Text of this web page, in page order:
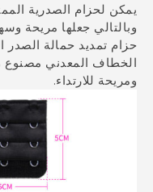
لحزام الصدرية الممتد
جعلها مريحة وسهلة
تمديد حمالة الصدر
المعدني مصنوع من
للارتداء.